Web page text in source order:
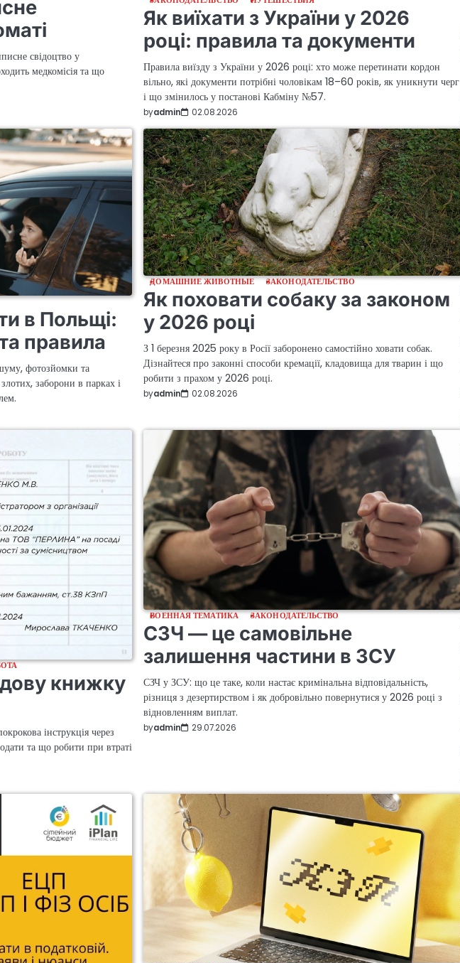
свідоцтво у
медкомісія та що
Як виїхати з України у 2026
році: правила та документи
Правила виїзду з України у 2026 році: хто може перетинати кордон
вільно, які документи потрібні чоловікам 18–60 років, як уникнути черг
і що змінилось у постанові Кабміну №57.
byadmin 02.08.2026
в Польщі:
правила
фотозйомки та
заборони в парках і
ДОМАШНИЕ ЖИВОТНЫЕ ЗАКОНОДАТЕЛЬСТВО
Як поховати собаку за законом
у 2026 році
З 1 березня 2025 року в Росії заборонено самостійно ховати собак.
Дізнайтеся про законні способи кремації, кладовища для тварин і що
робити з прахом у 2026 році.
byadmin 02.08.2026
книжку
інструкція через
та що робити при втраті
ВОЕННАЯ ТЕМАТИКА ЗАКОНОДАТЕЛЬСТВО
СЗЧ — це самовільне
залишення частини в ЗСУ
СЗЧ у ЗСУ: що це таке, коли настає кримінальна відповідальність,
різниця з дезертирством і як добровільно повернутися у 2026 році з
відновленням виплат.
byadmin 29.07.2026